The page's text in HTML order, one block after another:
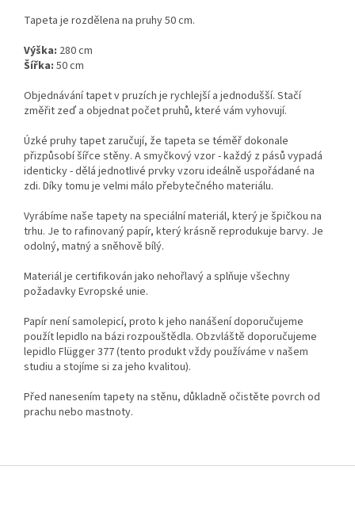
Tapeta je rozdělena na pruhy 50 cm.
Výška: 280 cm
Šířka: 50 cm
Objednávání tapet v pruzích je rychlejší a jednodušší. Stačí
změřit zeď a objednat počet pruhů, které vám vyhovují.
Úzké pruhy tapet zaručují, že tapeta se téměř dokonale
přizpůsobí šířce stěny. A smyčkový vzor - každý z pásů vypadá
identicky - dělá jednotlivé prvky vzoru ideálně uspořádané na
zdi. Díky tomu je velmi málo přebytečného materiálu.
Vyrábíme naše tapety na speciální materiál, který je špičkou na
trhu. Je to rafinovaný papír, který krásně reprodukuje barvy. Je
odolný, matný a sněhově bílý.
Materiál je certifikován jako nehořlavý a splňuje všechny
požadavky Evropské unie.
Papír není samolepicí, proto k jeho nanášení doporučujeme
použít lepidlo na bázi rozpouštědla. Obzvláště doporučujeme
lepidlo Flügger 377 (tento produkt vždy používáme v našem
studiu a stojíme si za jeho kvalitou).
Před nanesením tapety na stěnu, důkladně očistěte povrch od
prachu nebo mastnoty.